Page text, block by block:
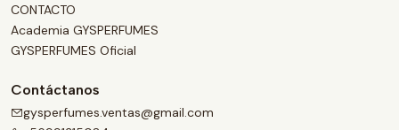
CONTACTO
Academia GYSPERFUMES
GYSPERFUMES Oficial
Contáctanos
gysperfumes.ventas@gmail.com